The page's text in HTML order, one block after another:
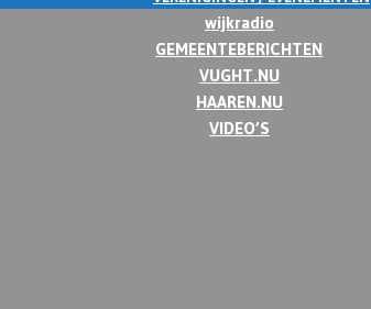
wijkradio
GEMEENTEBERICHTEN
VUGHT.NU
HAAREN.NU
VIDEO’S